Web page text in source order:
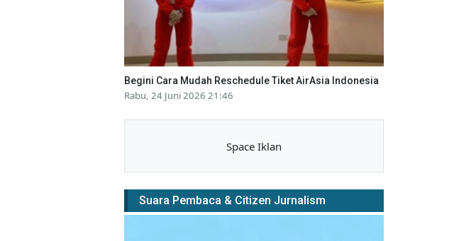
Begini Cara Mudah Reschedule Tiket AirAsia Indonesia
Rabu, 24 Juni 2026 21:46
Space Iklan
Suara Pembaca & Citizen Jurnalism